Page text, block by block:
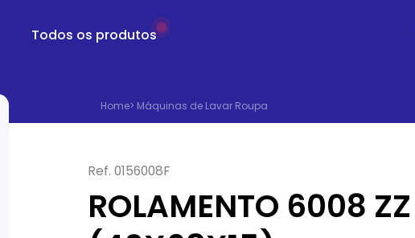
Todos os produtos
Home> Máquinas de Lavar Roupa
Ref. 0156008F
ROLAMENTO 6008 ZZ